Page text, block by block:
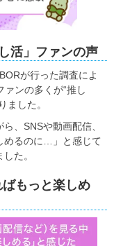
活」ファンの声
が行った調査によ
ンの多くが“推し
ました。
、SNSや動画配信、
めるのに…」と感じて
た。
もっと楽しめ